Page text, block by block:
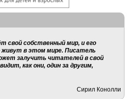
свой собственный мир, и его
в этом мире. Писатель
залучить читателей в свой
как они, один за другим,
Сирил Конолли